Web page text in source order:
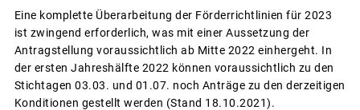
Eine komplette Überarbeitung der Förderrichtlinien für 2023
ist zwingend erforderlich, was mit einer Aussetzung der
Antragstellung voraussichtlich ab Mitte 2022 einhergeht. In
der ersten Jahreshälfte 2022 können voraussichtlich zu den
Stichtagen 03.03. und 01.07. noch Anträge zu den derzeitigen
Konditionen gestellt werden (Stand 18.10.2021).